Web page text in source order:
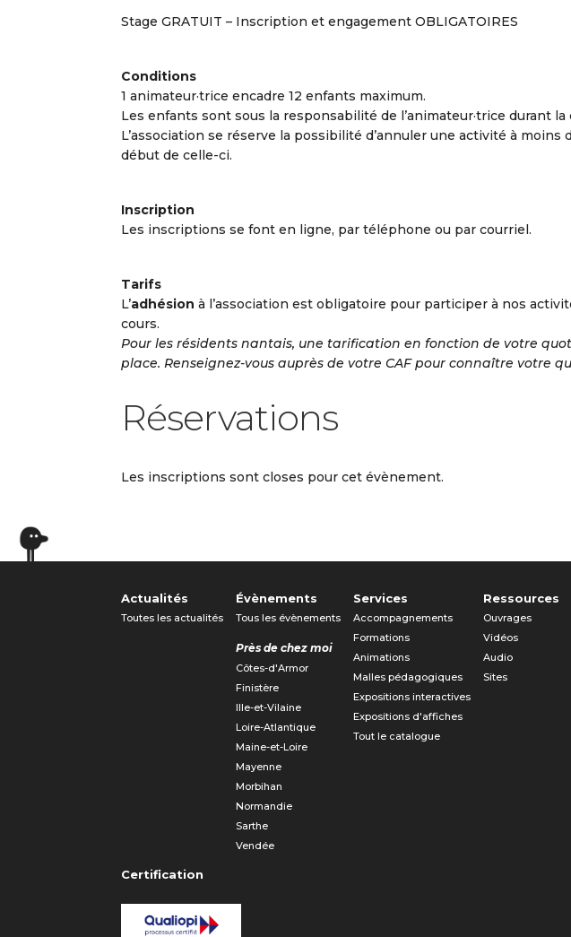
Stage GRATUIT – Inscription et engagement OBLIGATOIRES
Conditions
1 animateur·trice encadre 12 enfants maximum.
Les enfants sont sous la responsabilité de l’animateur·trice durant la
L’association se réserve la possibilité d’annuler une activité à moins
début de celle-ci.
Inscription
Les inscriptions se font en ligne, par téléphone ou par courriel.
Tarifs
L’adhésion à l’association est obligatoire pour participer à nos
cours.
Pour les résidents nantais, une tarification en fonction de votre
place. Renseignez-vous auprès de votre CAF pour connaître votre
Réservations
Les inscriptions sont closes pour cet évènement.
Actualités
Toutes les actualités
Évènements
Tous les évènements
Près de chez moi
Côtes-d'Armor
Finistère
Ille-et-Vilaine
Loire-Atlantique
Maine-et-Loire
Mayenne
Morbihan
Normandie
Sarthe
Vendée
Services
Accompagnements
Formations
Animations
Malles pédagogiques
Expositions interactives
Expositions d'affiches
Tout le catalogue
Ressources
Ouvrages
Vidéos
Audio
Sites
Certification